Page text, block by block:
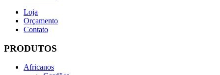
Loja
Orçamento
Contato
PRODUTOS
Africanos